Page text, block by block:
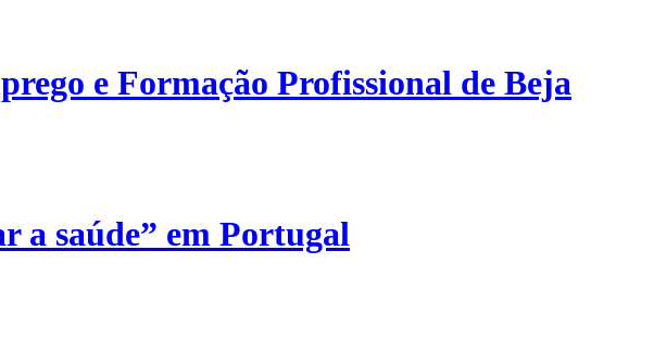
e Formação Profissional de Beja
a saúde” em Portugal